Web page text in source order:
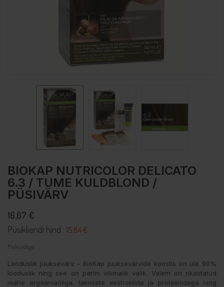
BIOKAP NUTRICOLOR DELICATO
6.3 / TUME KULDBLOND /
PÜSIVÄRV
16,67 €
Püsikliendi hind : 15.84 €
Maksudega
Looduslik juuksevärv – BioKap juuksevärvide koostis on üle 90%
looduslik ning see on parim võimalik valik. Valem on rikastatud
mahe argaaniaõliga, taimsete ekstraktide ja proteiinidega ning